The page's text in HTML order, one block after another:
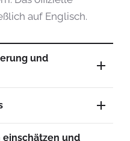
auf Englisch.
und
und